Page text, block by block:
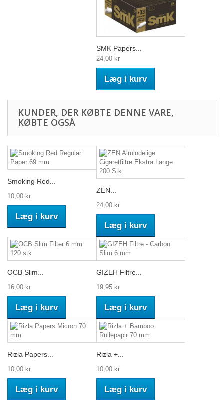
SMK Papers...
24,00 kr
Læg i kurv
KUNDER, DER KØBTE DENNE VARE,
KØBTE OGSÅ
Smoking Red...
10,00 kr
Læg i kurv
ZEN...
24,00 kr
Læg i kurv
OCB Slim...
16,00 kr
Læg i kurv
GIZEH Filtre...
19,95 kr
Læg i kurv
Rizla Papers...
10,00 kr
Læg i kurv
Rizla +...
10,00 kr
Læg i kurv